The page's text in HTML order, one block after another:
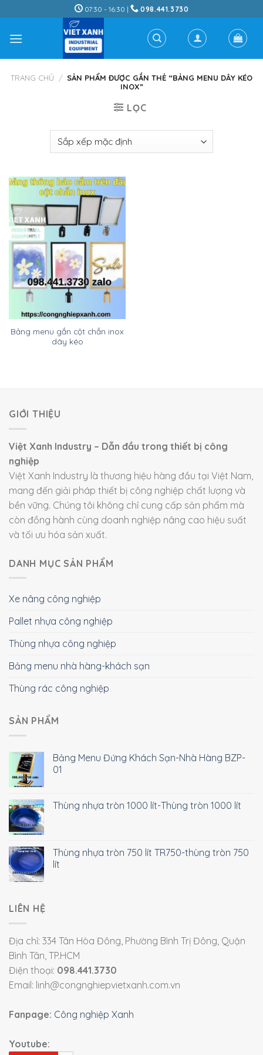
to
content
07:30 - 16:30 | 098.441.3730
TRANG CHỦ / SẢN PHẨM ĐƯỢC GẮN THẺ “BẢNG MENU DÂY KÉO
INOX”
LỌC
Bảng menu gắn cột chắn inox
dây kéo
GIỚI THIỆU
Việt Xanh Industry – Dẫn đầu trong thiết bị công
nghiệp
Việt Xanh Industry là thương hiệu hàng đầu tại Việt Nam,
mang đến giải pháp thiết bị công nghiệp chất lượng và
bền vững. Chúng tôi không chỉ cung cấp sản phẩm mà
còn đồng hành cùng doanh nghiệp nâng cao hiệu suất
và tối ưu hóa sản xuất.
DANH MỤC SẢN PHẨM
Xe nâng công nghiệp
Pallet nhựa công nghiệp
Thùng nhựa công nghiệp
Bảng menu nhà hàng-khách sạn
Thùng rác công nghiệp
SẢN PHẨM
Bảng Menu Đứng Khách Sạn-Nhà Hàng BZP-
01
Thùng nhựa tròn 1000 lít-Thùng tròn 1000 lít
Thùng nhựa tròn 750 lít TR750-thùng tròn 750
lít
LIÊN HỆ
Địa chỉ: 334 Tân Hòa Đông, Phường Bình Trị Đông, Quận
Bình Tân, TP.HCM
Điện thoại: 098.441.3730
Email: linh@congnghiepvietxanh.com.vn
Fanpage: Công nghiệp Xanh
Youtube: